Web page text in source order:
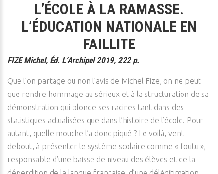
L’ÉCOLE À LA RAMASSE.
L’ÉDUCATION NATIONALE EN
FAILLITE
FIZE Michel, Éd. L’Archipel 2019, 222 p.
Que l’on partage ou non l’avis de Michel Fize, on ne peut
que rendre hommage au sérieux et à la structuration de sa
démonstration qui plonge ses racines tant dans des
statistiques actualisées que dans l’histoire de l’école. Pour
autant, quelle mouche l’a donc piqué ? Le voilà, vent
debout, à présenter le système scolaire comme « foutu »,
responsable d’une baisse de niveau des élèves et de la